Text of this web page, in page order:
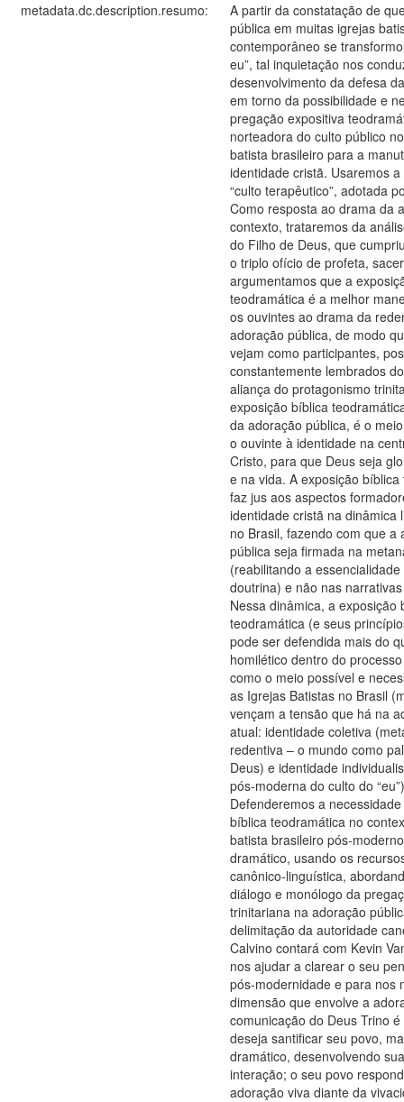
metadata.dc.description.resumo:
A partir da constatação de
pública em muitas igrejas
contemporâneo se
eu”, tal inquietação nos
desenvolvimento da defesa
em torno da possibilidade e
pregação expositiva
norteadora do culto público
batista brasileiro para a
identidade cristã. Usaremos
“culto terapêutico”, adotada
Como resposta ao drama da
contexto, trataremos da
do Filho de Deus, que
o triplo ofício de profeta,
argumentamos que a
teodramática é a melhor
os ouvintes ao drama da
adoração pública, de modo
vejam como participantes,
constantemente lembrados
aliança do protagonismo
exposição bíblica
da adoração pública, é o
o ouvinte à identidade na
Cristo, para que Deus seja
e na vida. A exposição
faz jus aos aspectos
identidade cristã na dinâmica
no Brasil, fazendo com que a
pública seja firmada na
(reabilitando a
doutrina) e não nas
Nessa dinâmica, a exposição
teodramática (e seus
pode ser defendida mais do
homilético dentro do
como o meio possível e
as Igrejas Batistas no Brasil
vençam a tensão que há na
atual: identidade coletiva
redentiva – o mundo como
Deus) e identidade
pós-moderna do culto do
Defenderemos a
bíblica teodramática no
batista brasileiro pós-
dramático, usando os
canônico-linguística,
diálogo e monólogo da
trinitariana na adoração
delimitação da autoridade
Calvino contará com Kevin
nos ajudar a clarear o seu
pós-modernidade e para nos
dimensão que envolve a
comunicação do Deus Trino
deseja santificar seu povo,
dramático, desenvolvendo
interação; o seu povo
adoração viva diante da